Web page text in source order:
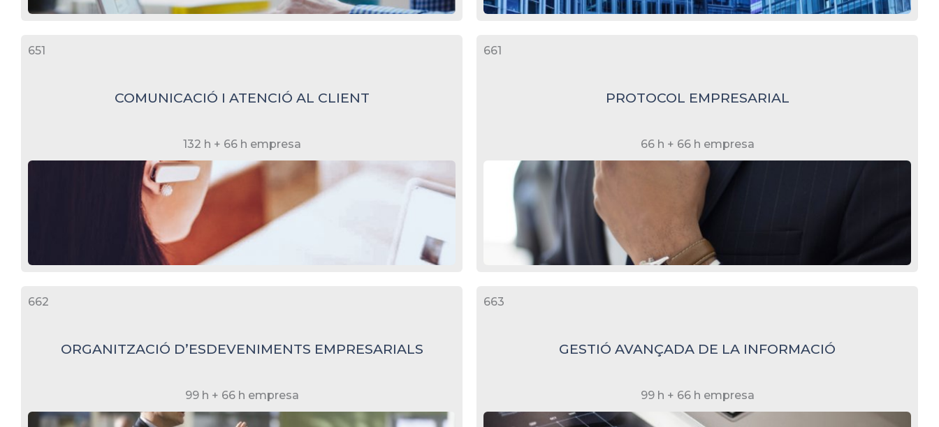
651
COMUNICACIÓ I ATENCIÓ AL CLIENT
132 h + 66 h empresa
661
PROTOCOL EMPRESARIAL
66 h + 66 h empresa
662
ORGANITZACIÓ D’ESDEVENIMENTS EMPRESARIALS
99 h + 66 h empresa
663
GESTIÓ AVANÇADA DE LA INFORMACIÓ
99 h + 66 h empresa